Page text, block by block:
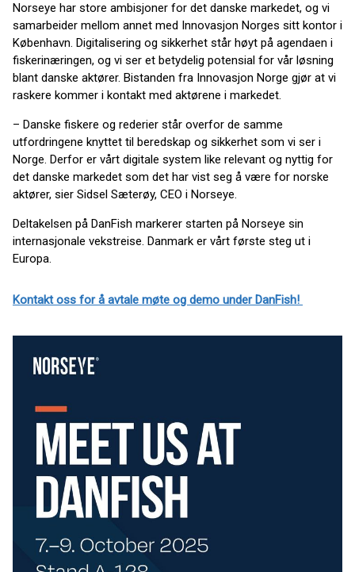
Norseye har store ambisjoner for det danske markedet, og vi
samarbeider mellom annet med Innovasjon Norges sitt kontor i
København. Digitalisering og sikkerhet står høyt på agendaen i
fiskerinæringen, og vi ser et betydelig potensial for vår løsning
blant danske aktører. Bistanden fra Innovasjon Norge gjør at vi
raskere kommer i kontakt med aktørene i markedet.
– Danske fiskere og rederier står overfor de samme
utfordringene knyttet til beredskap og sikkerhet som vi ser i
Norge. Derfor er vårt digitale system like relevant og nyttig for
det danske markedet som det har vist seg å være for norske
aktører, sier Sidsel Sæterøy, CEO i Norseye.
Deltakelsen på DanFish markerer starten på Norseye sin
internasjonale vekstreise. Danmark er vårt første steg ut i
Europa.
Kontakt oss for å avtale møte og demo under DanFish!